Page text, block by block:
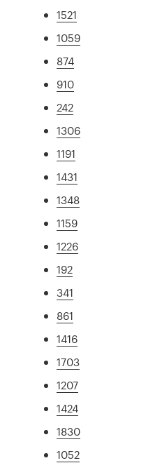
1521
1059
874
910
242
1306
1191
1431
1348
1159
1226
192
341
861
1416
1703
1207
1424
1830
1052